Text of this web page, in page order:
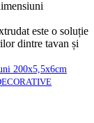
200x5,5x6cm